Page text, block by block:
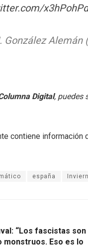
González Alemán
Digital, puedes
contiene información
españa
“Los fascistas son
monstruos. Eso es lo